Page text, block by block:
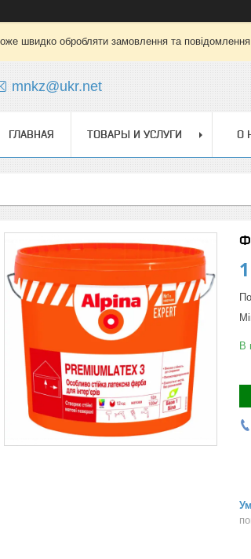
швидко обробляти замовлення та
mnkz@ukr.net
ГЛАВНАЯ ТОВАРЫ И УСЛУГИ О
В